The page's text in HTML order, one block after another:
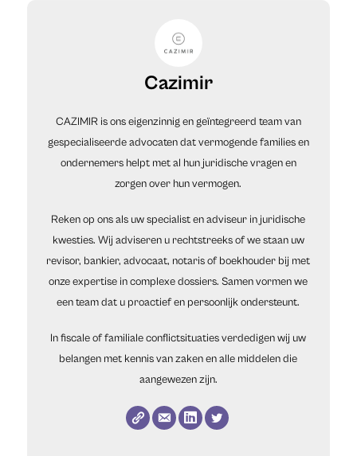
Cazimir
CAZIMIR is ons eigenzinnig en geïntegreerd team van
gespecialiseerde advocaten dat vermogende families en
ondernemers helpt met al hun juridische vragen en
zorgen over hun vermogen.
Reken op ons als uw specialist en adviseur in juridische
kwesties. Wij adviseren u rechtstreeks of we staan uw
revisor, bankier, advocaat, notaris of boekhouder bij met
onze expertise in complexe dossiers. Samen vormen we
een team dat u proactief en persoonlijk ondersteunt.
In fiscale of familiale conflictsituaties verdedigen wij uw
belangen met kennis van zaken en alle middelen die
aangewezen zijn.